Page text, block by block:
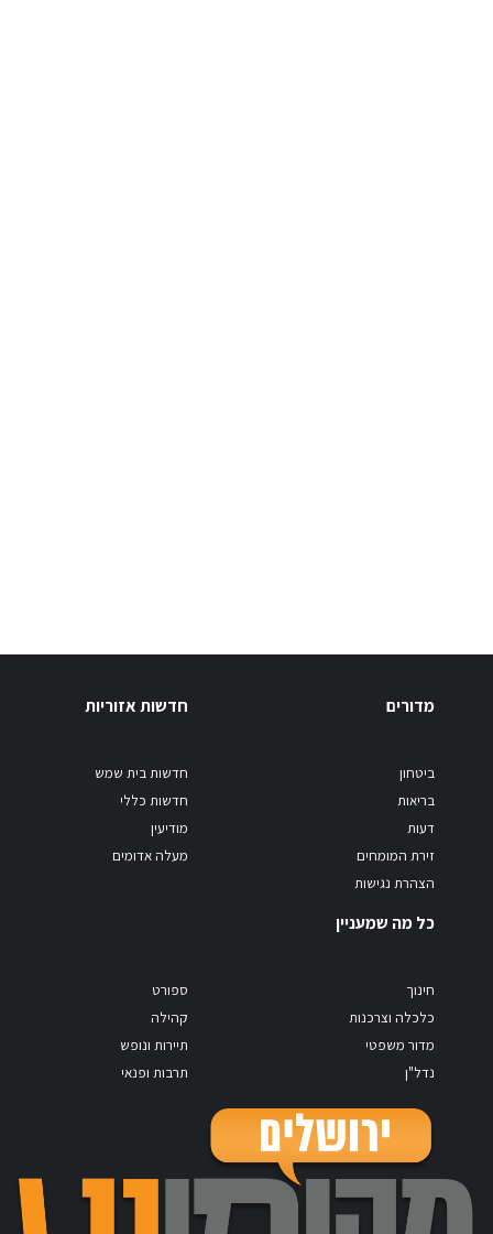
מדורים
ביטחון
בריאות
דעות
זירת המומחים
הצהרת נגישות
חדשות אזוריות
חדשות בית שמש
חדשות כללי
מודיעין
מעלה אדומים
כל מה שמעניין
חינוך
כלכלה וצרכנות
מדור משפטי
נדל"ן
ספורט
קהילה
תיירות ונופש
תרבות ופנאי